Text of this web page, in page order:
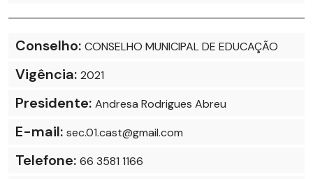
Conselho: CONSELHO MUNICIPAL DE EDUCAÇÃO
Vigência: 2021
Presidente: Andresa Rodrigues Abreu
E-mail: sec.01.cast@gmail.com
Telefone: 66 3581 1166